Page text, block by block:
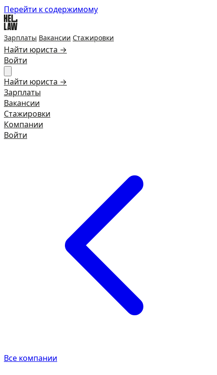
Перейти к содержимому
Зарплаты Вакансии Стажировки
Найти юриста →
Войти
Найти юриста →
Зарплаты
Вакансии
Стажировки
Компании
Войти
Все компании